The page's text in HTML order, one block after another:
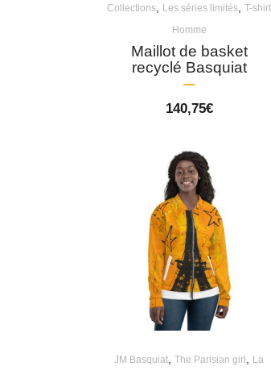
Collections, Les séries limités,T-shirt
Homme
Maillot de basket
recyclé Basquiat
140,75€
JM Basquiat ,The Parisian girl
La